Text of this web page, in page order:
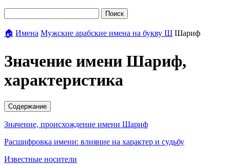
Поиск
🏠 Имена Мужские арабские имена на букву Ш Шариф
Значение имени Шариф,
характеристика
Содержание
Значение, происхождение имени Шариф
Расшифровка имени: влияние на характер и судьбу
Известные носители